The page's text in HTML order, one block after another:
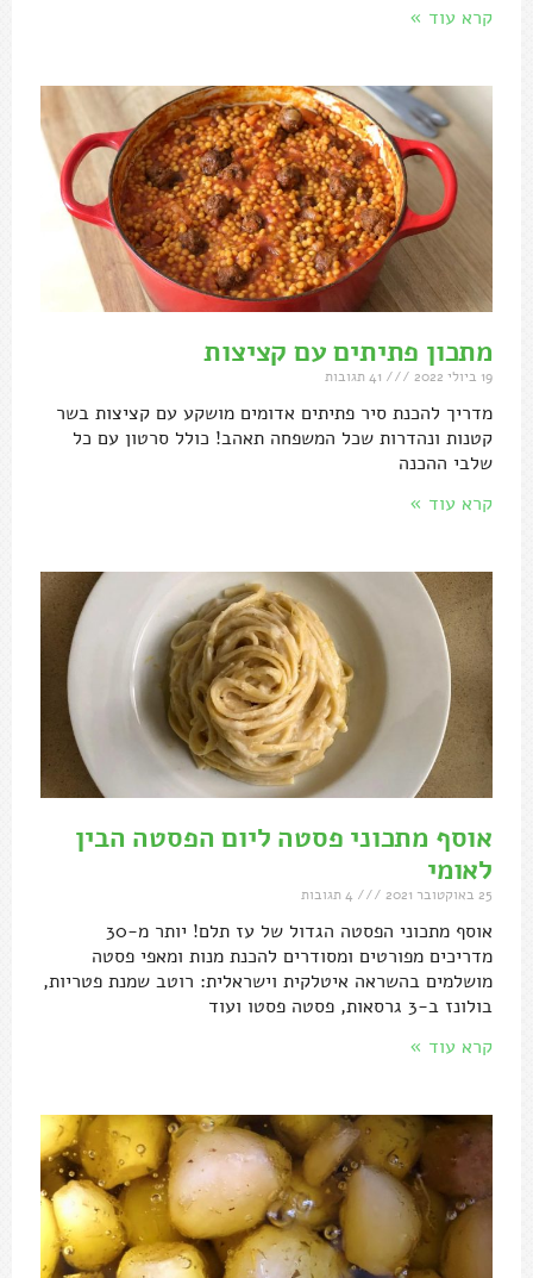
קרא עוד »
מתכון פתיתים עם קציצות
19 ביולי 2022
מדריך להכנת סיר פתיתים אדומים מושקע עם קציצות בשר
קטנות ונהדרות שכל המשפחה תאהב! כולל סרטון עם כל
שלבי ההכנה
קרא עוד »
אוסף מתכוני פסטה ליום הפסטה הבין
לאומי
25 באוקטובר 2021
אוסף מתכוני הפסטה הגדול של עז תלם! יותר מ-30
מדריכים מפורטים ומסודרים להכנת מנות ומאפי פסטה
מושלמים בהשראה איטלקית וישראלית: רוטב שמנת פטריות,
בולונז ב-3 גרסאות, פסטה פסטו ועוד
קרא עוד »